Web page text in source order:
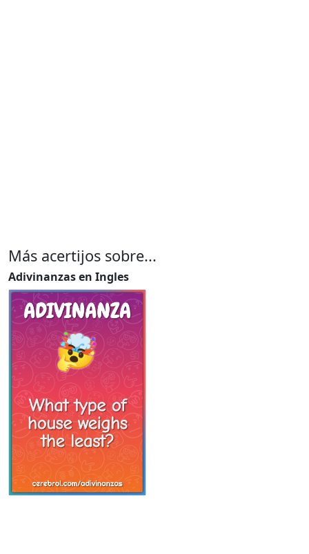
Más acertijos sobre...
Adivinanzas en Ingles